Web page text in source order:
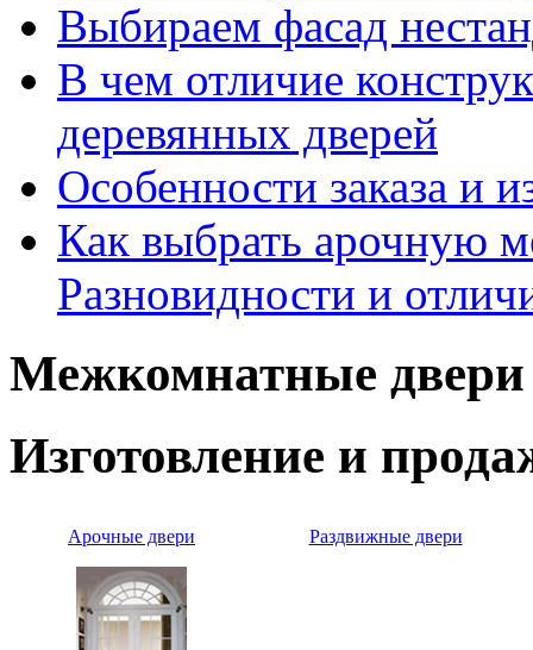
Выбираем фасад
В чем отличие
деревянных дверей
Особенности заказа и
Как выбрать арочную
Разновидности и
Межкомнатные двери
Изготовление и
Арочные двери Раздвижные двери